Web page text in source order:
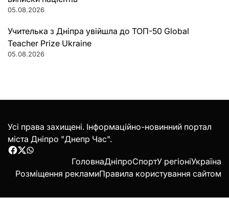
05.08.2026
Учителька з Дніпра увійшла до ТОП-50 Global
Teacher Prize Ukraine
05.08.2026
Усі права захищені. Інформаційно-новинний портал
міста Дніпро "Днепр Час".
Facebook
Twitter
WhatsApp
ГоловнаДніпроСпортУ регіоніУкраїна
Розміщення рекламиПравила користування сайтом